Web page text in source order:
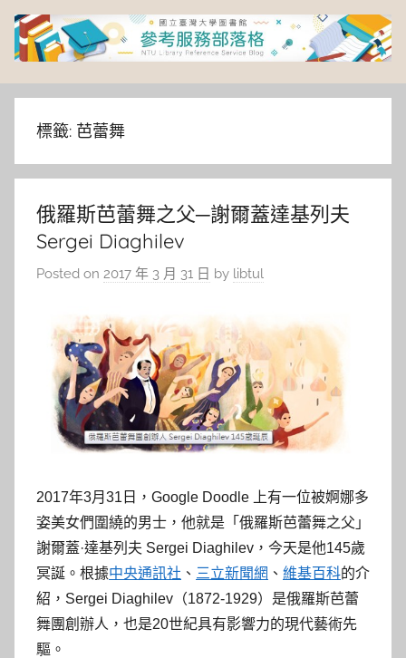
Skip
content
臺
灣
大
學
圖
服
務
部
落
標籤: 芭蕾舞
俄羅斯芭蕾舞之父─謝爾蓋達基列夫
Sergei Diaghilev
Posted on 2017 年 3 月 31 日 by libtul
2017年3月31日，Google Doodle 上有一位被婀娜多
姿美女們圍繞的男士，他就是「俄羅斯芭蕾舞之父」
謝爾蓋·達基列夫 Sergei Diaghilev，今天是他145歲
冥誕。根據中央通訊社 、 三立新聞網 、 維基百科的介
紹，Sergei Diaghilev（1872-1929）是俄羅斯芭蕾
舞團創辦人，也是20世紀具有影響力的現代藝術先
驅。